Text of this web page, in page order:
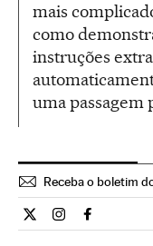
mais
como
instruções
uma passagem
Receba o boletim
Internacional El
Internacional